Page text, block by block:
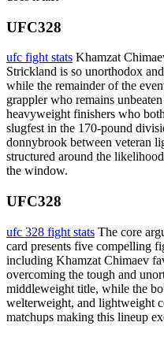
UFC328
ufc fight stats Khamzat
Strickland is so unorthodox
while the remainder of the
grappler who remains
heavyweight finishers who
slugfest in the 170-pound
donnybrook between veteran
structured around the
the window.
UFC328
ufc 328 fight stats The core
card presents five compelling
including Khamzat Chimaev
overcoming the tough and
middleweight title, while the
welterweight, and lightweight
matchups making this lineup